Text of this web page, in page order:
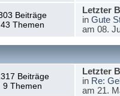
Beiträge
43 Themen
Letzter
in Gute
am 08.
Beiträge
9 Themen
Letzter
in Re:
am 21.